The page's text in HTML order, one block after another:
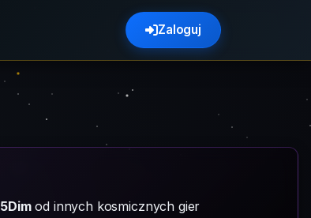
Zaloguj
5Dimod innych kosmicznych gier